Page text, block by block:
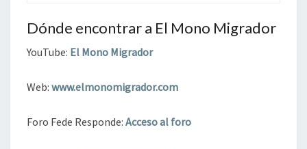
Dónde encontrar a El Mono Migrador
YouTube: El Mono Migrador
Web: www.elmonomigrador.com
Foro Fede Responde: Acceso al foro